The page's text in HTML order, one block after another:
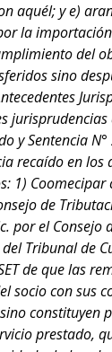
aquél; y e)
la
del
sino
y Sentencia
recaído en
1) Coomecipar
de
por el
Tribunal de
de que las
socio con sus
constituyen
prestado,